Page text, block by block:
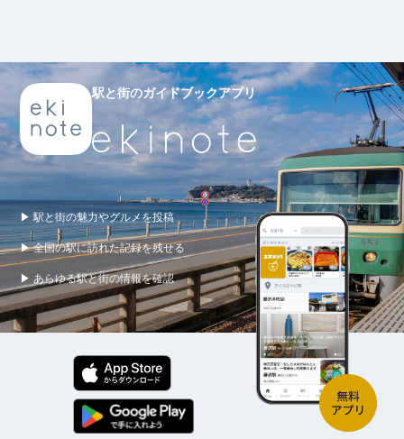
駅と街のガイドブックアプリ
▶ 駅と街の魅力やグルメを投稿
▶ 全国の駅に訪れた記録を残せる
▶ あらゆる駅と街の情報を確認